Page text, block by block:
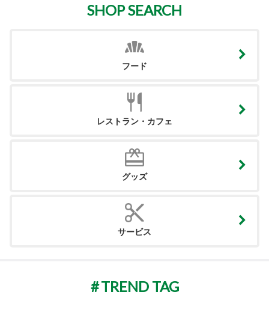
SHOP SEARCH
フード
レストラン・カフェ
グッズ
サービス
TREND TAG